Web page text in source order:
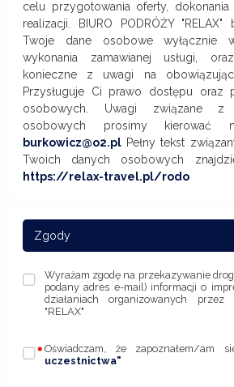
celu przygotowania oferty,
realizacji. BIURO PODRÓŻY
Twoje dane osobowe wyłącznie
wykonania zamawianej usługi,
konieczne z uwagi na
Przysługuje Ci prawo dostępu oraz
osobowych. Uwagi związane z
osobowych prosimy
burkowicz@o2.pl Pełny tekst
Twoich danych osobowych
https://relax-travel.pl/rodo
Zgody
Wyrażam zgodę na przekazywanie
podany adres e-mail) informacji o
działaniach organizowanych przez
"RELAX"
Oświadczam, że zapoznałem/am
uczestnictwa"